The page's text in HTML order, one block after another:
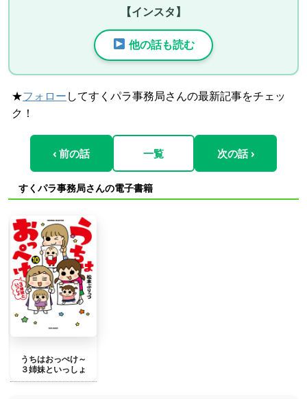
【インスタ】
他の話も読む
★フォロー してすくパラ事務局さんの最新記事をチェッ
ク！
‹ 前の話 一覧 次の話 ›
すくパラ事務局さんの電子書籍
うちはおっぺけ～
３姉妹といっしょ